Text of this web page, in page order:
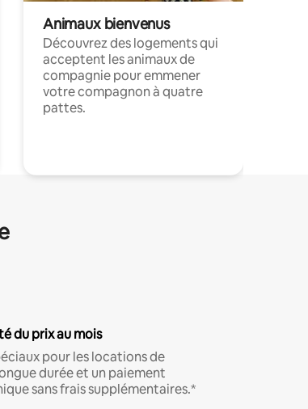
Animaux bienvenus
Découvrez des logements qui
acceptent les animaux de
compagnie pour emmener
votre compagnon à quatre
pattes.
du prix au mois
pour les locations de
durée et un paiement
sans frais supplémentaires.*